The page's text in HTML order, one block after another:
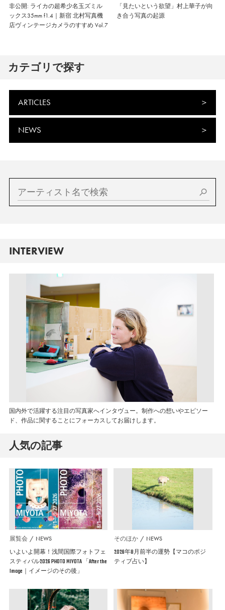
非公開: ライカの超希少名玉ズミル
ックス35mm f1.4｜新宿 北村写真機
店ヴィンテージカメラのすすめ Vol.7
「見たいという欲望」村上華子が向
き合う写真の起源
カテゴリで探す
ARTICLES
NEWS
INTERVIEW
国内外で活躍する注目の写真家へインタヴュー。制作への想いやエピソー
ド、作品に関することにフォーカスしてお届けします。
人気の記事
展覧会 NEWS
いよいよ開幕！浅間国際フォトフェ
スティバル2026 PHOTO MIYOTA 「After the
Image｜イメージのその後」
そのほか NEWS
2026年8月前半の運勢【マコのポジ
ティブ占い】